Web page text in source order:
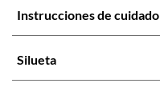
Instrucciones de cuidado
Silueta